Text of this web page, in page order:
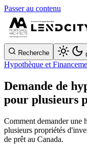
Passer au contenu
Recherche
Hypothèque et
Demande de
pour plusieurs
Comment demander une
plusieurs propriétés
de prêt au Canada.